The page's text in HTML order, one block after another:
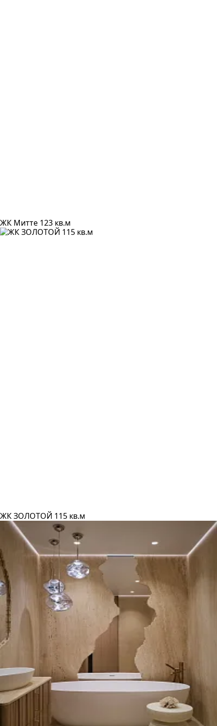
ЖК Митте 123 кв.м
ЖК ЗОЛОТОЙ 115 кв.м